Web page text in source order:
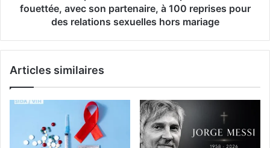
fouettée, avec son partenaire, à 100 reprises pour
des relations sexuelles hors mariage
Articles similaires